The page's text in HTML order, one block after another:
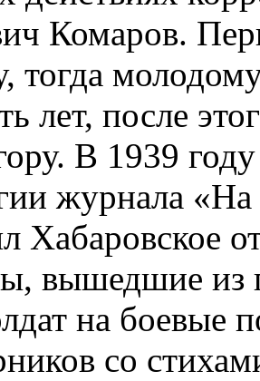
Комаров.
тогда
лет, после
В 1939
журнала
Хабаровское
вышедшие из
на боевые
со